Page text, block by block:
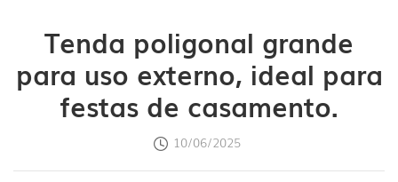
Tenda poligonal grande
para uso externo, ideal para
festas de casamento.
10/06/2025